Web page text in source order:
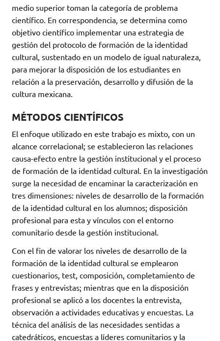
medio superior toman la categoría de problema
científico. En correspondencia, se determina como
objetivo científico implementar una estrategia de
gestión del protocolo de formación de la identidad
cultural, sustentado en un modelo de igual naturaleza,
para mejorar la disposición de los estudiantes en
relación a la preservación, desarrollo y difusión de la
cultura mexicana.
MÉTODOS CIENTÍFICOS
El enfoque utilizado en este trabajo es mixto, con un
alcance correlacional; se establecieron las relaciones
causa-efecto entre la gestión institucional y el proceso
de formación de la identidad cultural. En la investigación
surge la necesidad de encaminar la caracterización en
tres dimensiones: niveles de desarrollo de la formación
de la identidad cultural en los alumnos; disposición
profesional para esta y vínculos con el entorno
comunitario desde la gestión institucional.
Con el fin de valorar los niveles de desarrollo de la
formación de la identidad cultural se emplearon
cuestionarios, test, composición, completamiento de
frases y entrevistas; mientras que en la disposición
profesional se aplicó a los docentes la entrevista,
observación a actividades educativas y encuestas. La
técnica del análisis de las necesidades sentidas a
catedráticos, encuestas a líderes comunitarios y la